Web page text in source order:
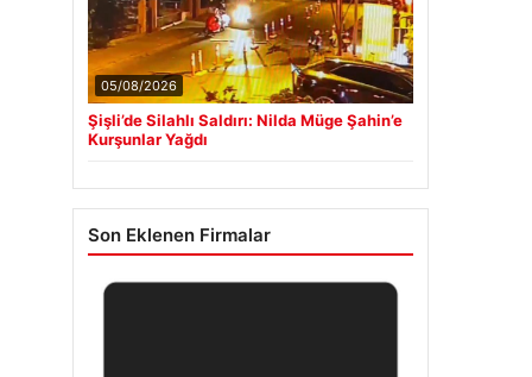
05/08/2026
Şişli’de Silahlı Saldırı: Nilda Müge Şahin’e
Kurşunlar Yağdı
Son Eklenen Firmalar